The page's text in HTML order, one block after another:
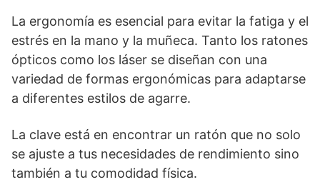
La ergonomía es esencial para evitar la fatiga y el
estrés en la mano y la muñeca. Tanto los ratones
ópticos como los láser se diseñan con una
variedad de formas ergonómicas para adaptarse
a diferentes estilos de agarre.
La clave está en encontrar un ratón que no solo
se ajuste a tus necesidades de rendimiento sino
también a tu comodidad física.